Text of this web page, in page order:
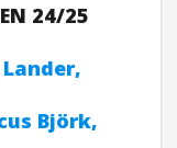
24/25
Björk,